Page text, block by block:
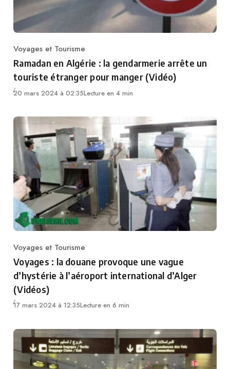
Category
Voyages et Tourisme
Ramadan en Algérie : la gendarmerie arrête un
touriste étranger pour manger (Vidéo)
20 mars 2024 à 02:35Lecture en 4 min
Category
Voyages et Tourisme
Voyages : la douane provoque une vague
d’hystérie à l’aéroport international d’Alger
(Vidéos)
17 mars 2024 à 12:35Lecture en 6 min